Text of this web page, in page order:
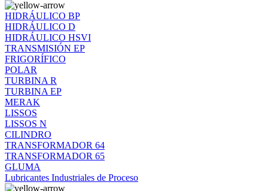
HIDRÁULICO BP
HIDRÁULICO D
HIDRÁULICO HSVI
TRANSMISIÓN EP
FRIGORÍFICO
POLAR
TURBINA R
TURBINA EP
MERAK
LISSOS
LISSOS N
CILINDRO
TRANSFORMADOR 64
TRANSFORMADOR 65
GLUMA
Lubricantes Industriales de Proceso